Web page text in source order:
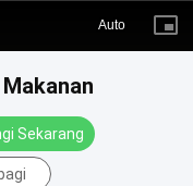
Auto
Sekarang